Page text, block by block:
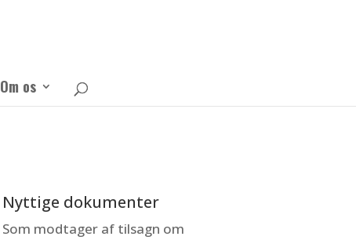
Om os
Nyttige dokumenter
Som modtager af tilsagn om